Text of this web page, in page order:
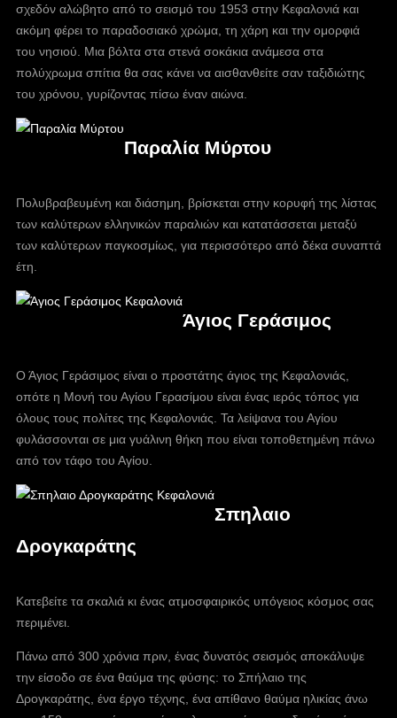
σχεδόν αλώβητο από το σεισμό του 1953 στην Κεφαλονιά και
ακόμη φέρει το παραδοσιακό χρώμα, τη χάρη και την ομορφιά
του νησιού. Μια βόλτα στα στενά σοκάκια ανάμεσα στα
πολύχρωμα σπίτια θα σας κάνει να αισθανθείτε σαν ταξιδιώτης
του χρόνου, γυρίζοντας πίσω έναν αιώνα.
Παραλία Μύρτου
Πολυβραβευμένη και διάσημη, βρίσκεται στην κορυφή της λίστας
των καλύτερων ελληνικών παραλιών και κατατάσσεται μεταξύ
των καλύτερων παγκοσμίως, για περισσότερο από δέκα συναπτά
έτη.
Άγιος Γεράσιμος
Ο Άγιος Γεράσιμος είναι ο προστάτης άγιος της Κεφαλονιάς,
οπότε η Μονή του Αγίου Γερασίμου είναι ένας ιερός τόπος για
όλους τους πολίτες της Κεφαλονιάς. Τα λείψανα του Αγίου
φυλάσσονται σε μια γυάλινη θήκη που είναι τοποθετημένη πάνω
από τον τάφο του Αγίου.
Σπηλαιο
Δρογκαράτης
Κατεβείτε τα σκαλιά κι ένας ατμοσφαιρικός υπόγειος κόσμος σας
περιμένει.
Πάνω από 300 χρόνια πριν, ένας δυνατός σεισμός αποκάλυψε
την είσοδο σε ένα θαύμα της φύσης: το Σπήλαιο της
Δρογκαράτης, ένα έργο τέχνης, ένα απίθανο θαύμα ηλικίας άνω